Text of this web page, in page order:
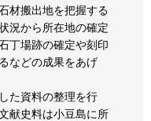
材搬出地を把握する
況から所在地の確定
丁場跡の確定や刻印
などの成果をあげ
た資料の整理を行
献史料は小豆島に所